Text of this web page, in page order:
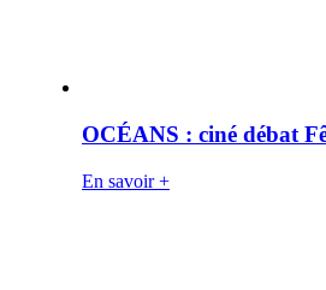
OCÉANS : ciné débat
En savoir +